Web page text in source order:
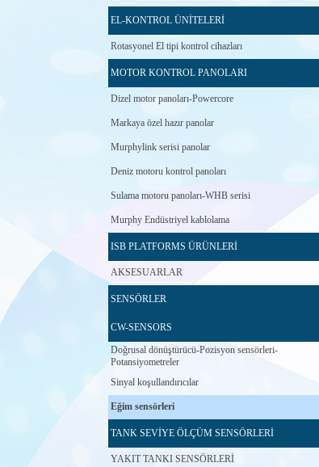
EL-KONTROL ÜNİTELERİ
Rotasyonel El tipi kontrol cihazları
MOTOR KONTROL PANOLARI
Dizel motor panoları-Powercore
Markaya özel hazır panolar
Murphylink serisi panolar
Deniz motoru kontrol panoları
Sulama motoru panoları-WHB serisi
Murphy Endüstriyel kablolama
ISB PLATFORMS ÜRÜNLERİ
AKSESUARLAR
SENSÖRLER
CW-SENSORS
Doğrusal dönüştürücü-Pozisyon sensörleri-
Potansiyometreler
Sinyal koşullandırıcılar
Eğim sensörleri
TANK SEVİYE ÖLÇÜM SENSÖRLERİ
YAKIT TANKI SENSÖRLERİ